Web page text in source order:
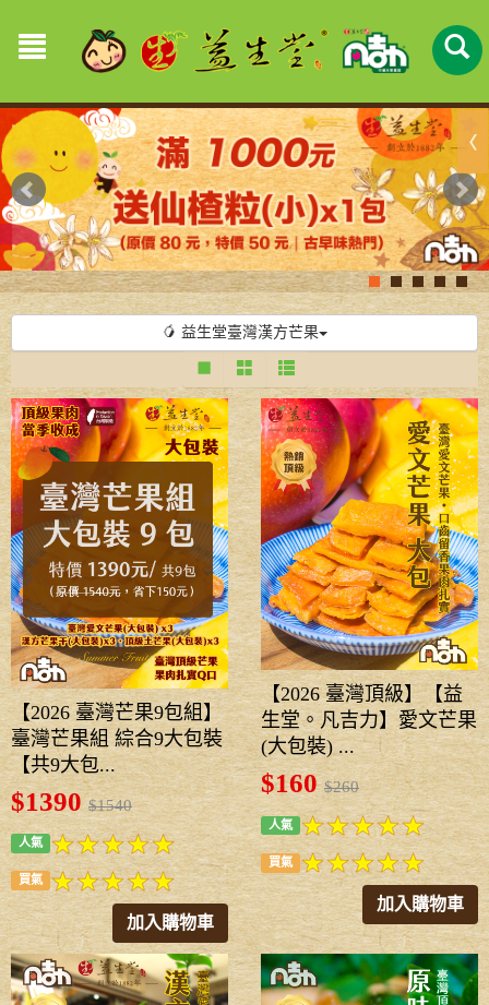
🥭 益生堂臺灣漢方芒果
【2026 臺灣芒果9包組】
臺灣芒果組 綜合9大包裝
【共9大包...
$1390$1540
人氣
買氣
加入購物車
【2026 臺灣頂級】【益
生堂。凡吉力】愛文芒果
(大包裝) ...
$160$260
人氣
買氣
加入購物車